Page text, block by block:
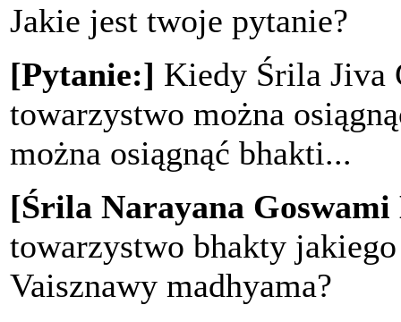
Jakie jest twoje pytanie?
[Pytanie:] Kiedy Śrila Jiva
towarzystwo można
można osiągnąć bhakti...
[Śrila Narayana
towarzystwo bhakty
Vaisznawy madhyama?